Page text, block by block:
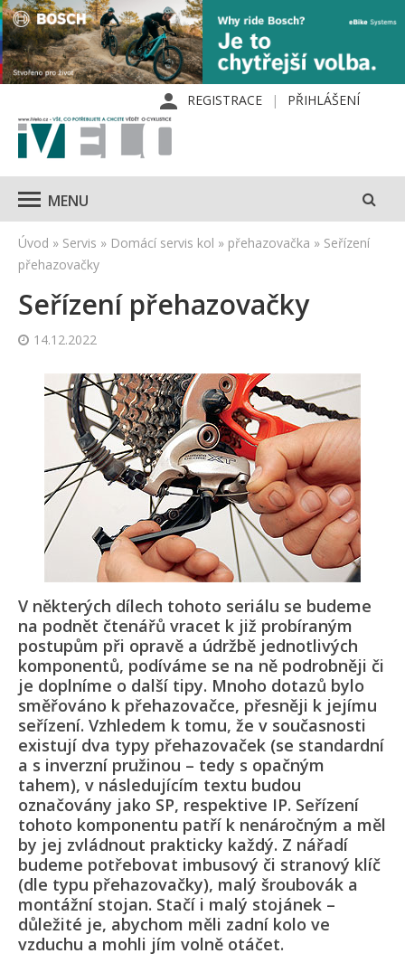
REGISTRACE PŘIHLÁŠENÍ
MENU
Úvod » Servis » Domácí servis kol » přehazovačka » Seřízení
přehazovačky
Seřízení přehazovačky
14.12.2022
V některých dílech tohoto seriálu se budeme
na podnět čtenářů vracet k již probíraným
postupům při opravě a údržbě jednotlivých
komponentů, podíváme se na ně podrobněji či
je doplníme o další tipy. Mnoho dotazů bylo
směřováno k přehazovačce, přesněji k jejímu
seřízení. Vzhledem k tomu, že v současnosti
existují dva typy přehazovaček (se standardní
a s inverzní pružinou – tedy s opačným
tahem), v následujícím textu budou
označovány jako SP, respektive IP. Seřízení
tohoto komponentu patří k nenáročným a měl
by jej zvládnout prakticky každý. Z nářadí
budeme potřebovat imbusový či stranový klíč
(dle typu přehazovačky), malý šroubovák a
montážní stojan. Stačí i malý stojánek –
důležité je, abychom měli zadní kolo ve
vzduchu a mohli jím volně otáčet.